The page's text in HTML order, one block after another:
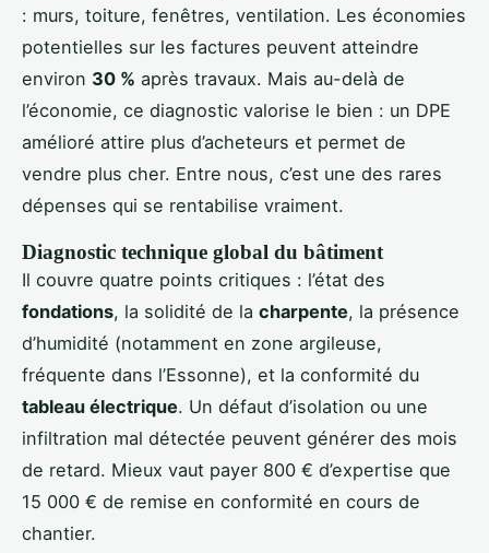
: murs, toiture, fenêtres, ventilation. Les économies
potentielles sur les factures peuvent atteindre
environ 30 % après travaux. Mais au-delà de
l’économie, ce diagnostic valorise le bien : un DPE
amélioré attire plus d’acheteurs et permet de
vendre plus cher. Entre nous, c’est une des rares
dépenses qui se rentabilise vraiment.
Diagnostic technique global du bâtiment
Il couvre quatre points critiques : l’état des
fondations, la solidité de la charpente, la présence
d’humidité (notamment en zone argileuse,
fréquente dans l’Essonne), et la conformité du
tableau électrique. Un défaut d’isolation ou une
infiltration mal détectée peuvent générer des mois
de retard. Mieux vaut payer 800 € d’expertise que
15 000 € de remise en conformité en cours de
chantier.